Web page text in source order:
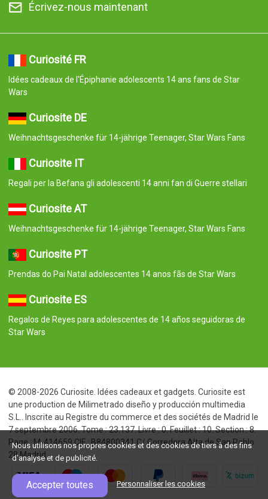
Écrivez-nous maintenant
Curiosité FR
Idées cadeaux de l'Épiphanie adolescents 14 ans fans de Star
Wars
Curiosite DE
Weihnachtsgeschenke für 14-jährige Teenager, Star Wars Fans
Curiosite IT
Regali per la Befana gli adolescenti 14 anni fan di Guerre stellari
Curiosite AT
Weihnachtsgeschenke für 14-jährige Teenager, Star Wars Fans
Curiosite PT
Prendas do Pai Natal adolescentes 14 anos fãs de Star Wars
Curiosite ES
Regalos de Reyes para adolescentes de 14 años seguidoras de
Star Wars
© 2008-2026 Curiosite. Idées cadeaux et gadgets. Curiosite est
une production de Milimetrado diseño y producción multimedia
S.L.. Inscrite au Registre du commerce et des sociétés de Madrid le
7 septembre 2006. Tome : 23.137. Livre : 0. Feuillet : 10. Section : 8.
Page : M-414659 CIF : B84800341 C/ Corredera Alta de San Pablo
28 Madrid
Nous utilisons nos propres cookies et des cookies de tiers à des fins
d'analyse et de publicité.
Accepter toutes Personnaliser les cookies